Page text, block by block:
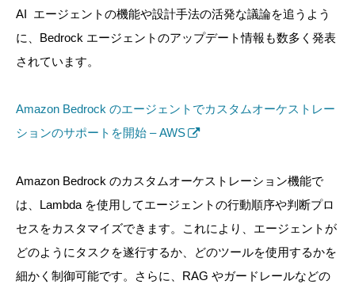
AI エージェントの機能や設計手法の活発な議論を追うよう
に、Bedrock エージェントのアップデート情報も数多く発表
されています。
Amazon Bedrock のエージェントでカスタムオーケストレー
ションのサポートを開始 – AWS
Amazon Bedrock のカスタムオーケストレーション機能で
は、Lambda を使用してエージェントの行動順序や判断プロ
セスをカスタマイズできます。これにより、エージェントが
どのようにタスクを遂行するか、どのツールを使用するかを
細かく制御可能です。さらに、RAG やガードレールなどの